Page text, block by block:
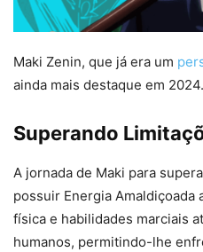
Maki Zenin, que já era um
ainda mais destaque em 2024.
Superando
A jornada de Maki para
possuir Energia Amaldiçoada
física e habilidades marciais
humanos, permitindo-lhe